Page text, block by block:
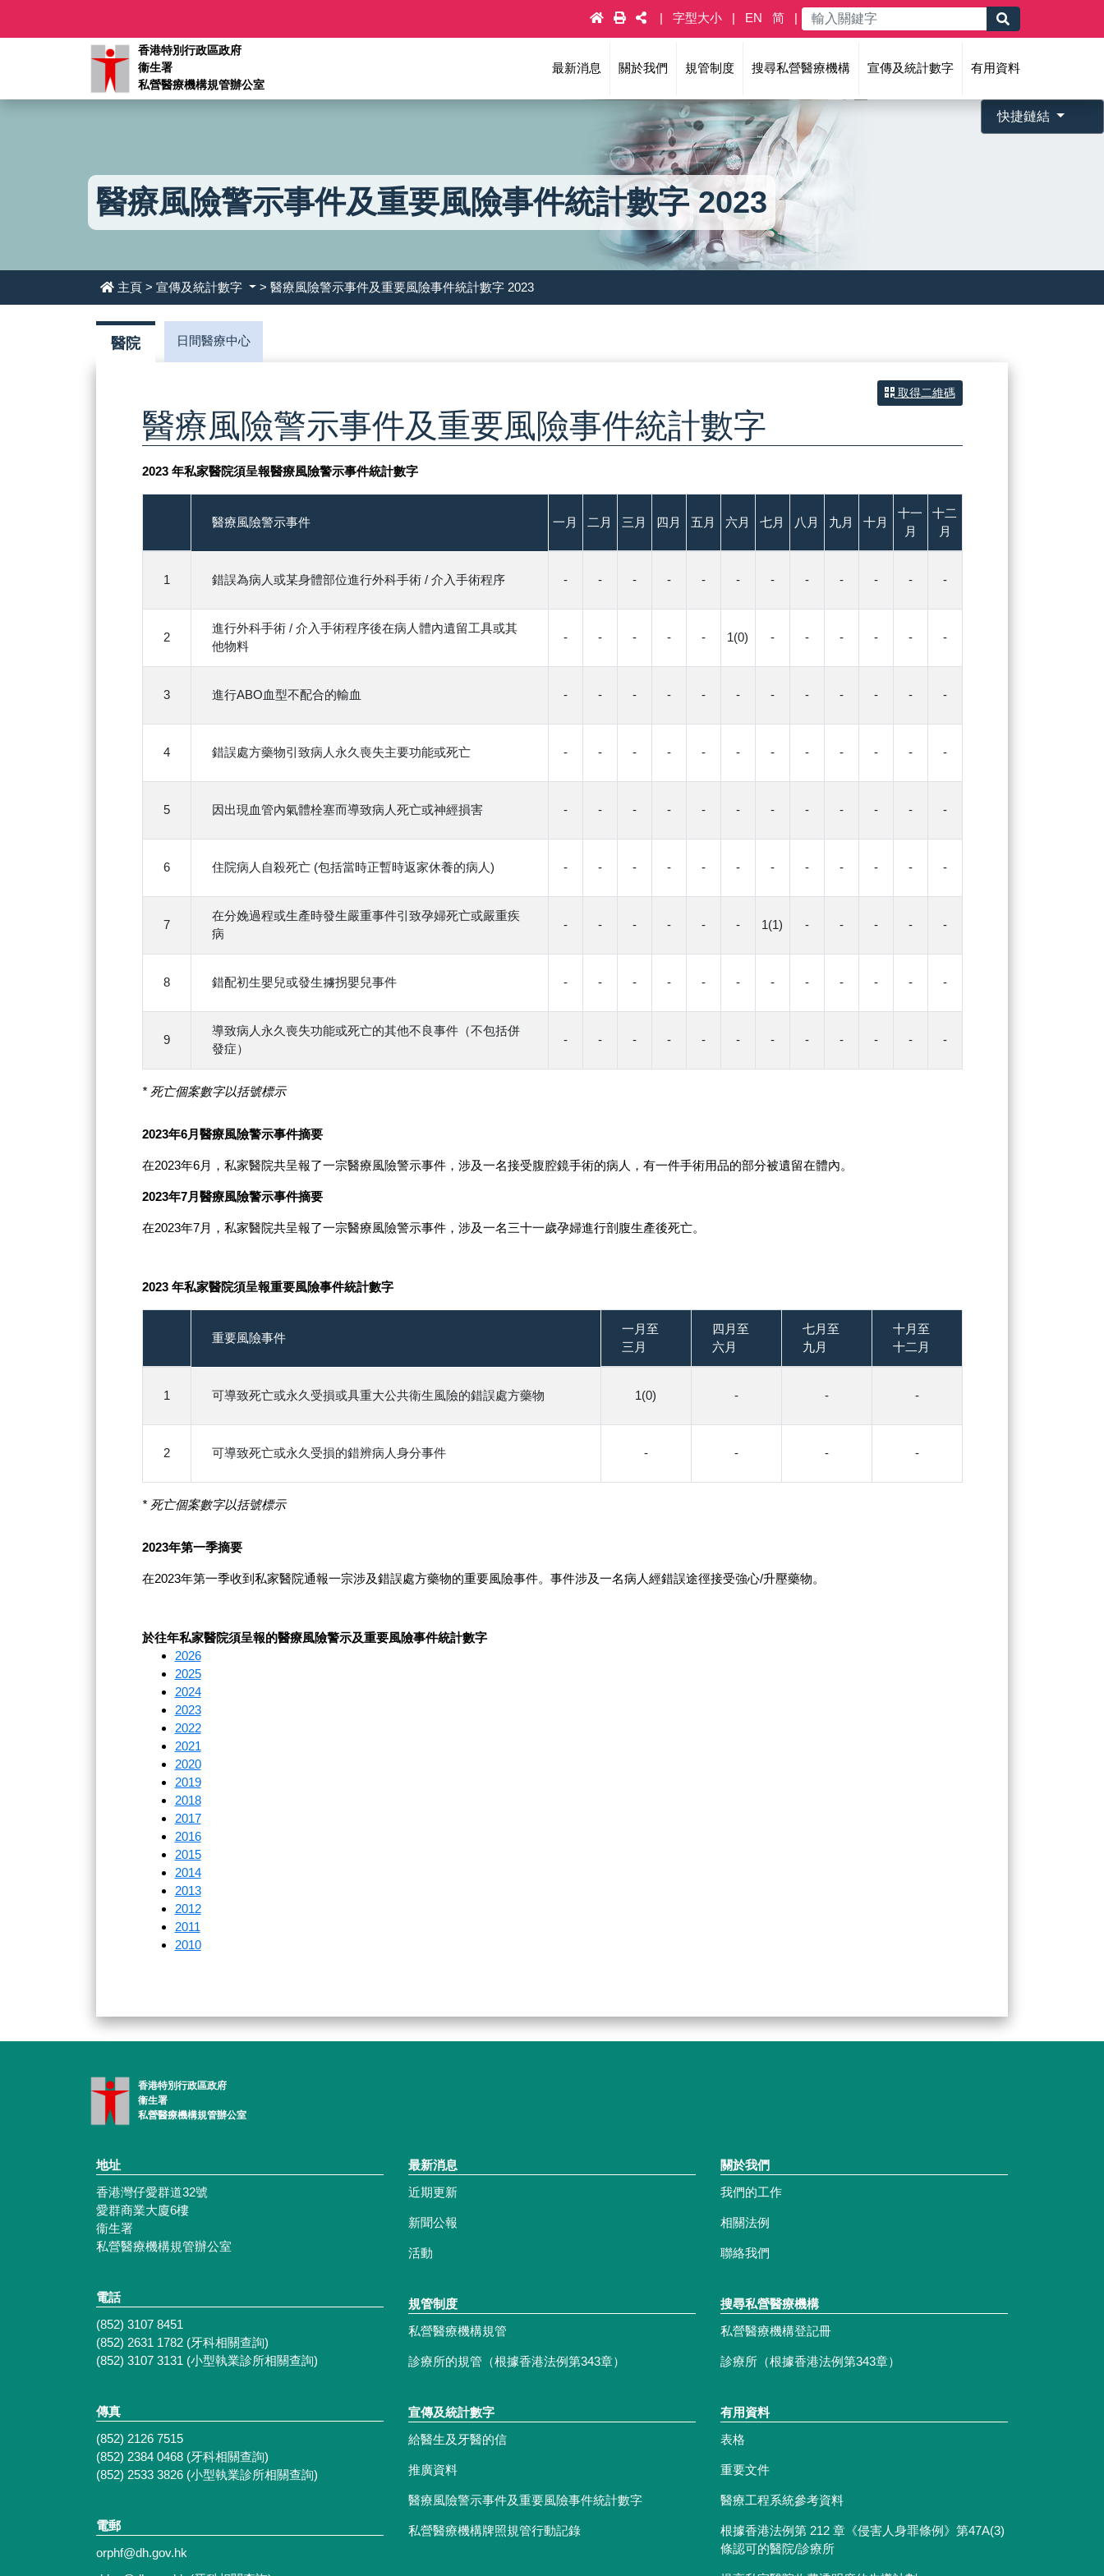
字型大小 EN 简
香港特別行政區政府
衞生署
私營醫療機構規管辦公室
最新消息 關於我們 規管制度 搜尋私營醫療機構 宣傳及統計數字 有用資料
快捷鏈結
醫療風險警示事件及重要風險事件統計數字 2023
主頁 > 宣傳及統計數字 > 醫療風險警示事件及重要風險事件統計數字 2023
醫院 日間醫療中心
取得二維碼
醫療風險警示事件及重要風險事件統計數字
2023 年私家醫院須呈報醫療風險警示事件統計數字
醫療風險警示事件 一月 二月 三月 四月 五月 六月 七月 八月 九月 十月
十一
月
十二
月
1 錯誤為病人或某身體部位進行外科手術 / 介入手術程序 - - - - - - - - - - - -
2
進行外科手術 / 介入手術程序後在病人體內遺留工具或其
他物料
- - - - - 1(0) - - - - - -
3 進行ABO血型不配合的輸血 - - - - - - - - - - - -
4 錯誤處方藥物引致病人永久喪失主要功能或死亡 - - - - - - - - - - - -
5 因出現血管內氣體栓塞而導致病人死亡或神經損害 - - - - - - - - - - - -
6 住院病人自殺死亡 (包括當時正暫時返家休養的病人) - - - - - - - - - - - -
7
在分娩過程或生產時發生嚴重事件引致孕婦死亡或嚴重疾
病
- - - - - - 1(1) - - - - -
8 錯配初生嬰兒或發生擄拐嬰兒事件 - - - - - - - - - - - -
9
導致病人永久喪失功能或死亡的其他不良事件（不包括併
發症）
- - - - - - - - - - - -
* 死亡個案數字以括號標示
2023年6月醫療風險警示事件摘要
在2023年6月，私家醫院共呈報了一宗醫療風險警示事件，涉及一名接受腹腔鏡手術的病人，有一件手術用品的部分被遺留在體內。
2023年7月醫療風險警示事件摘要
在2023年7月，私家醫院共呈報了一宗醫療風險警示事件，涉及一名三十一歲孕婦進行剖腹生產後死亡。
2023 年私家醫院須呈報重要風險事件統計數字
重要風險事件
一月至
三月
四月至
六月
七月至
九月
十月至
十二月
1 可導致死亡或永久受損或具重大公共衛生風險的錯誤處方藥物 1(0) - - -
2 可導致死亡或永久受損的錯辨病人身分事件 - - - -
* 死亡個案數字以括號標示
2023年第一季摘要
在2023年第一季收到私家醫院通報一宗涉及錯誤處方藥物的重要風險事件。事件涉及一名病人經錯誤途徑接受強心/升壓藥物。
於往年私家醫院須呈報的醫療風險警示及重要風險事件統計數字
2026
2025
2024
2023
2022
2021
2020
2019
2018
2017
2016
2015
2014
2013
2012
2011
2010
香港特別行政區政府
衞生署
私營醫療機構規管辦公室
地址
香港灣仔愛群道32號
愛群商業大廈6樓
衞生署
私營醫療機構規管辦公室
電話
(852) 3107 8451
(852) 2631 1782 (牙科相關查詢)
(852) 3107 3131 (小型執業診所相關查詢)
傳真
(852) 2126 7515
(852) 2384 0468 (牙科相關查詢)
(852) 2533 3826 (小型執業診所相關查詢)
電郵
orphf@dh.gov.hk
最新消息
近期更新
新聞公報
活動
關於我們
我們的工作
相關法例
聯絡我們
規管制度
私營醫療機構規管
診療所的規管（根據香港法例第343章）
搜尋私營醫療機構
私營醫療機構登記冊
診療所（根據香港法例第343章）
宣傳及統計數字
給醫生及牙醫的信
推廣資料
醫療風險警示事件及重要風險事件統計數字
私營醫療機構牌照規管行動記錄
有用資料
表格
重要文件
醫療工程系統參考資料
根據香港法例第 212 章《侵害人身罪條例》第47A(3)
條認可的醫院/診療所